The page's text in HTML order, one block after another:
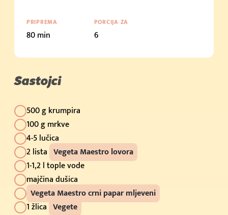
PRIPREMA
80 min
PORCIJA ZA
6
Sastojci
500 g krumpira
100 g mrkve
4-5 lučica
2 lista Vegeta Maestro lovora
1-1,2 l tople vode
majčina dušica
Vegeta Maestro crni papar mljeveni
1 žlica Vegete